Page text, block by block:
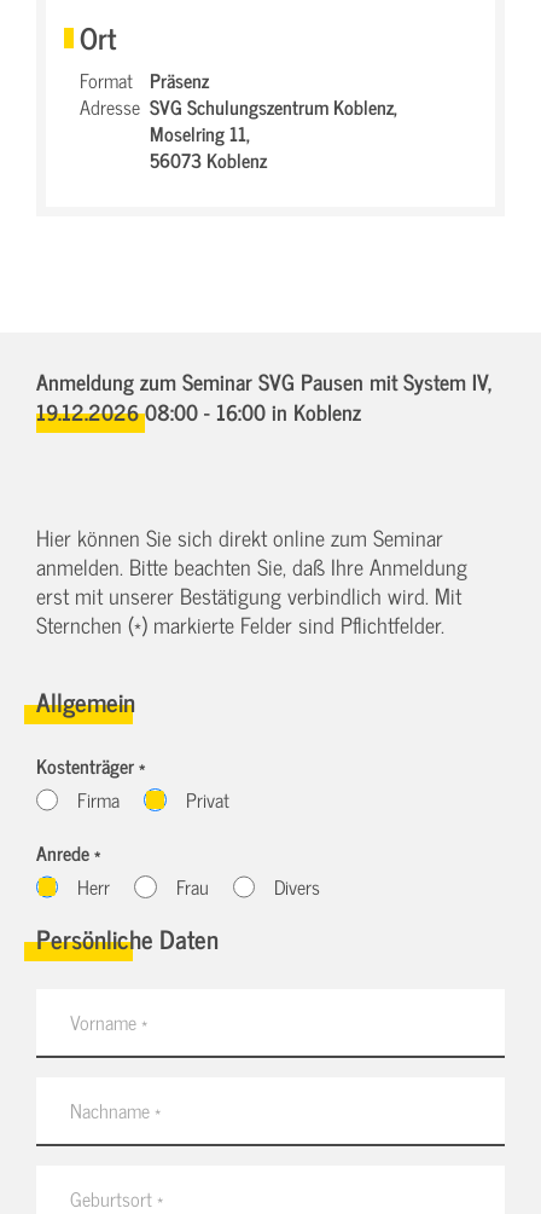
Ort
Format Präsenz
Adresse SVG Schulungszentrum Koblenz,
Moselring 11,
56073 Koblenz
Anmeldung zum Seminar SVG Pausen mit System IV,
19.12.2026 08:00 - 16:00in Koblenz
Hier können Sie sich direkt online zum Seminar
anmelden. Bitte beachten Sie, daß Ihre Anmeldung
erst mit unserer Bestätigung verbindlich wird. Mit
Sternchen (*) markierte Felder sind Pflichtfelder.
Allgemein
Kostenträger *
Firma
Privat
Anrede *
Herr
Frau Divers
Persönliche Daten